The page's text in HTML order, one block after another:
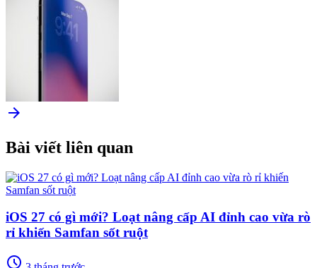
arrow_forward
Bài viết liên quan
iOS 27 có gì mới? Loạt nâng cấp AI đỉnh cao vừa rò
rỉ khiến Samfan sốt ruột
schedule